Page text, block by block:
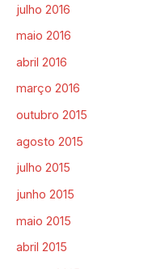
julho 2016
maio 2016
abril 2016
março 2016
outubro 2015
agosto 2015
julho 2015
junho 2015
maio 2015
abril 2015